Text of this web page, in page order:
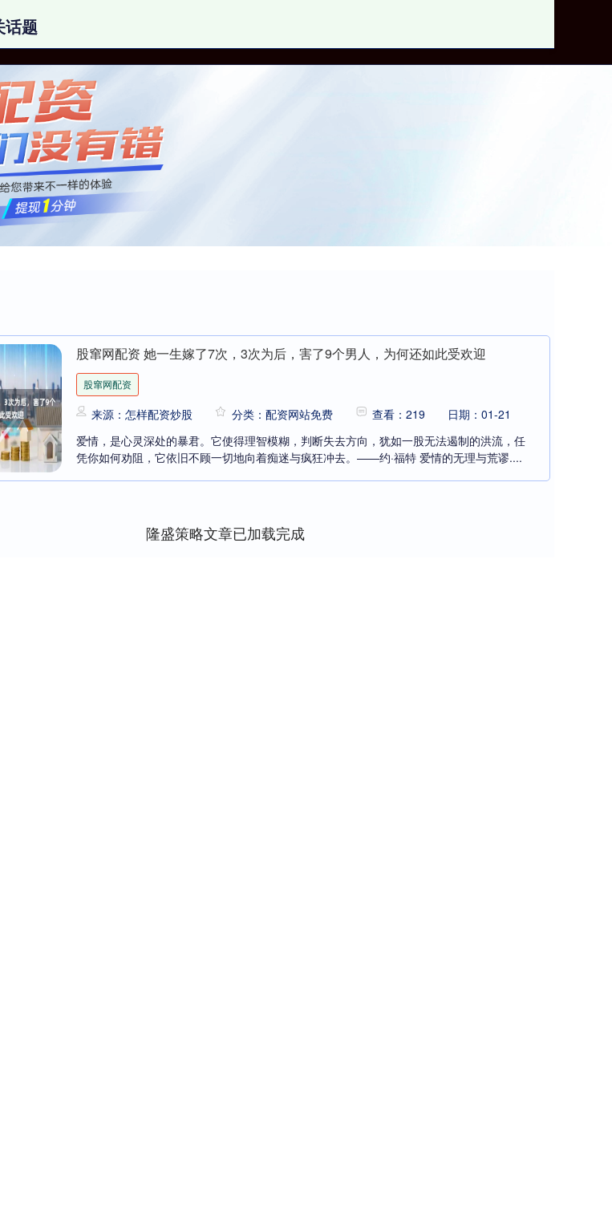
资网站免费
话题
股窜网配资 她一生嫁了7次，3次为后，害了9个男人，为何还如此受欢迎
股窜网配资
来源：怎样配资炒股 分类：配资网站免费 查看：219
日期：01-21
爱情，是心灵深处的暴君。它使得理智模糊，判断失去方向，犹如一股无法遏制的洪流，任
凭你如何劝阻，它依旧不顾一切地向着痴迷与疯狂冲去。——约·福特 爱情的无理与荒谬....
隆盛策略文章已加载完成